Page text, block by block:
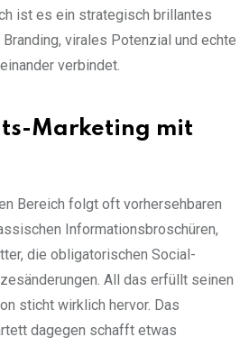
ist es ein strategisch brillantes
Branding, virales Potenzial und echte
verbindet.
Marketing mit
Bereich folgt oft vorhersehbaren
Informationsbroschüren,
die obligatorischen Social-
All das erfüllt seinen
sticht wirklich hervor. Das
dagegen schafft etwas